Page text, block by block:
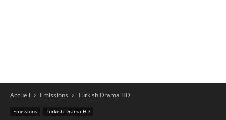
Accueil Emissions Turkish Drama HD
Emissions Turkish Drama HD